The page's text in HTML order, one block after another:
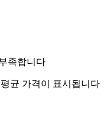
족합니다
균 가격이 표시됩니다